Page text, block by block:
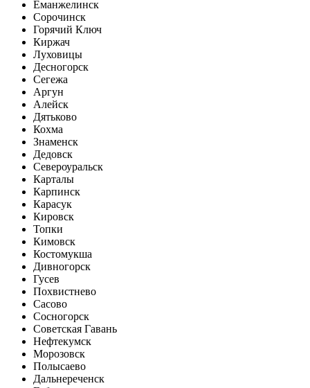
Еманжелинск
Сорочинск
Горячий Ключ
Киржач
Луховицы
Десногорск
Сегежа
Аргун
Алейск
Дятьково
Кохма
Знаменск
Дедовск
Североуральск
Карталы
Карпинск
Карасук
Кировск
Топки
Кимовск
Костомукша
Дивногорск
Гусев
Похвистнево
Сасово
Сосногорск
Советская Гавань
Нефтекумск
Морозовск
Полысаево
Дальнереченск